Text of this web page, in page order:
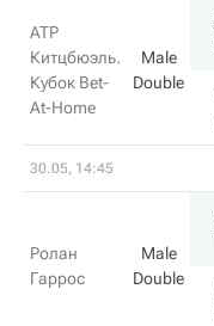
ATP
Китцбюэль.
Кубок Bet-
At-Home
Male
Double
30.05, 14:45
Ролан
Гаррос
Male
Double